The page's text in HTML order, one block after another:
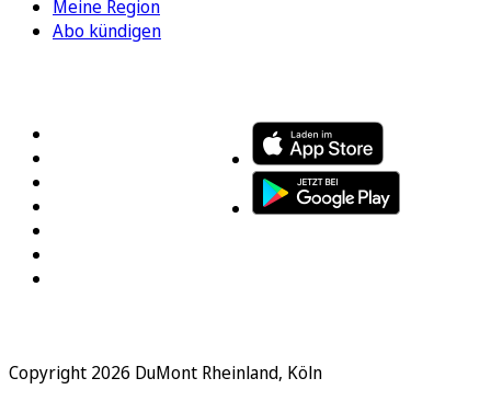
Meine Region
Abo kündigen
Copyright 2026 DuMont Rheinland, Köln